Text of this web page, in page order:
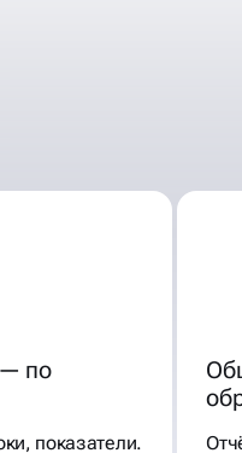
по
показатели.